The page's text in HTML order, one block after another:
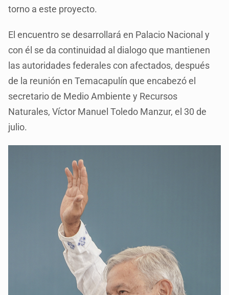
torno a este proyecto.
El encuentro se desarrollará en Palacio Nacional y
con él se da continuidad al dialogo que mantienen
las autoridades federales con afectados, después
de la reunión en Temacapulín que encabezó el
secretario de Medio Ambiente y Recursos
Naturales, Víctor Manuel Toledo Manzur, el 30 de
julio.